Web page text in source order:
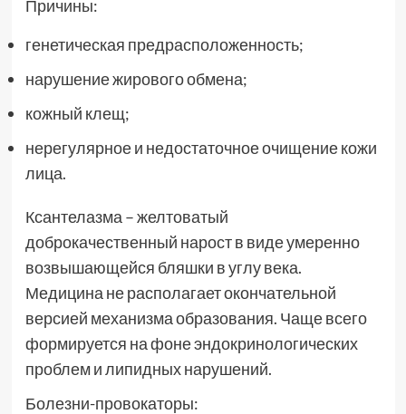
Причины:
генетическая предрасположенность;
нарушение жирового обмена;
кожный клещ;
нерегулярное и недостаточное очищение кожи
лица.
Ксантелазма – желтоватый
доброкачественный нарост в виде умеренно
возвышающейся бляшки в углу века.
Медицина не располагает окончательной
версией механизма образования. Чаще всего
формируется на фоне эндокринологических
проблем и липидных нарушений.
Болезни-провокаторы: